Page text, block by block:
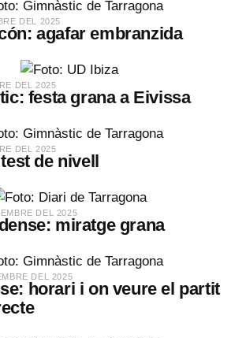
DEL 2025
agafar embranzida
DEL 2025
festa grana a Eivissa
DEL 2025
de nivell
DEL 2025
miratge grana
DEL 2025
horari i on veure el partit